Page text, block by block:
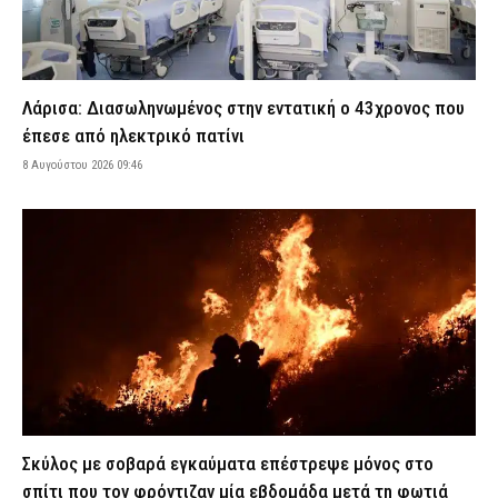
Λακωνία: Κρίσιμος ο χρόνος θανάτου του 90χρονου που έκρυβε
ο γιος του σε καταψύκτη – Η κόρη του είχε να τον δει από το...
Εορτολόγιο: Ποιος γιορτάζει σήμερα Σάββατο 8 Αυγούστου
Βοιωτία: Ποιοι έχουν προσφύγει στη Δικαιοσύνη, «λουκέτο» στο
8 Αυγούστου 2026 07:10
ΔΕΔΔΗΕ: Διακοπές ρεύματος σήμερα (8/8) στην Αττική – Δείτε
αναλυτικά ώρες και οδούς
8 Αυγούστου 2026 04:00
Στενά του Ορμούζ: Κοντά σε συμφωνία Ομάν και Ιράν – Τι
δηλώνει Αμερικανός αξιωματούχος
ΔΙΕΘΝΗ 7 Αυγούστου 2026 23:48
Σοβαρό ατύχημα στην Ηλεία: 31χρονη έπεσε στην άμμο και
Λάρισα: Διασωληνωμένος στην εντατική ο 43χρονος που
έπεσε από ηλεκτρικό πατίνι
8 Αυγούστου 2026 09:46
Σκύλος με σοβαρά εγκαύματα επέστρεψε μόνος στο
σπίτι που τον φρόντιζαν μία εβδομάδα μετά τη φωτιά